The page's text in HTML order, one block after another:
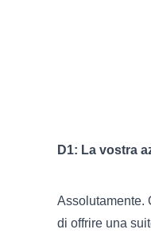
D1: La vostra
Assolutamente.
di offrire una